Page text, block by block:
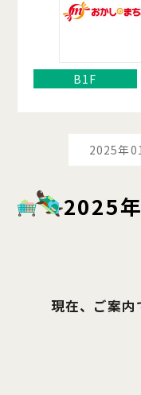
B1F
2025年
2025
現在、ご案内